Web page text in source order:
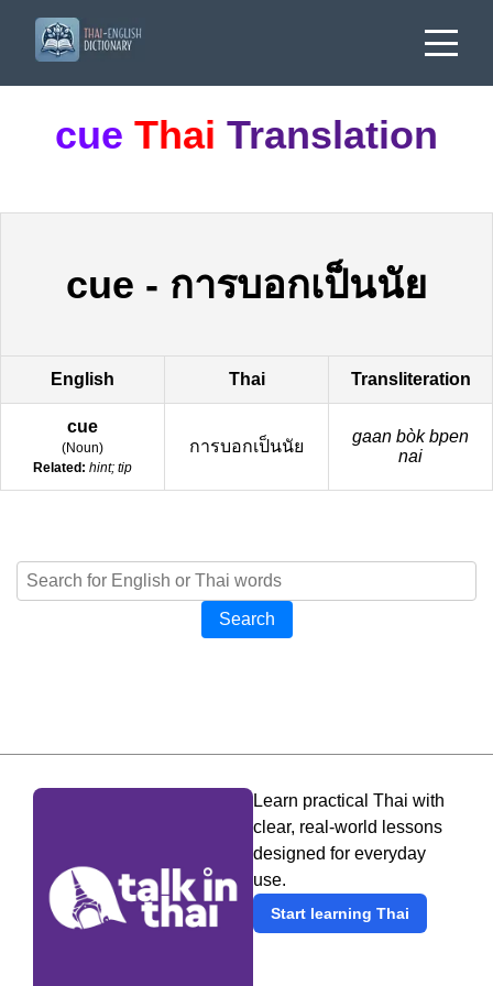
cue Thai Translation
cue - การบอกเป็นนัย
English Thai Transliteration
cue
(Noun)
Related: hint; tip
การบอกเป็นนัย
gaan bòk bpen
nai
Search
Learn practical Thai with
clear, real-world lessons
designed for everyday
use.
Start learning Thai